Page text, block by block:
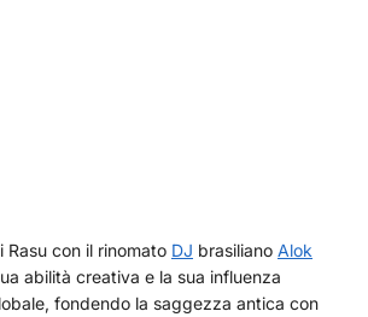
Rasu con il rinomato DJ brasiliano Alok
abilità creativa e la sua influenza
fondendo la saggezza antica con